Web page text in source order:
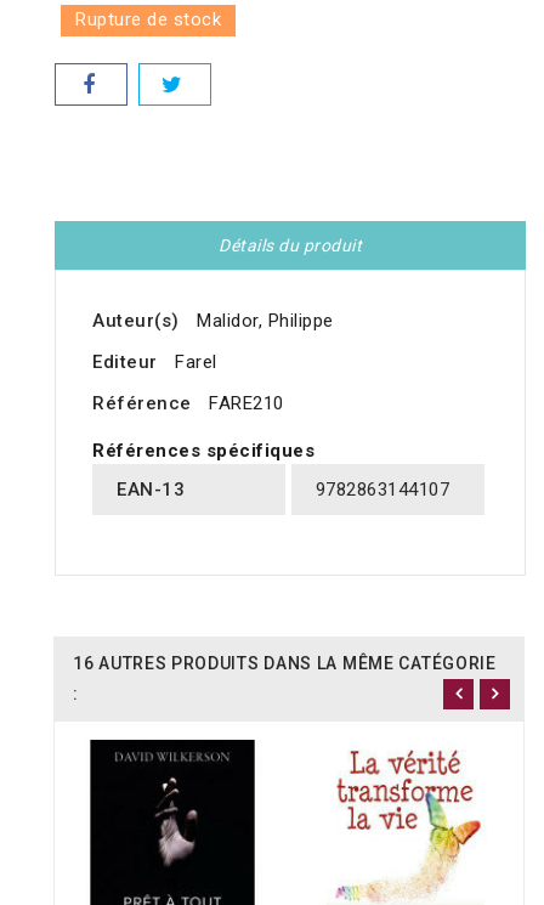
Rupture de stock
Détails du produit
Auteur(s)
Malidor, Philippe
Editeur
Farel
Référence
FARE210
Références spécifiques
EAN-13
9782863144107
16 AUTRES PRODUITS DANS LA MÊME CATÉGORIE
: